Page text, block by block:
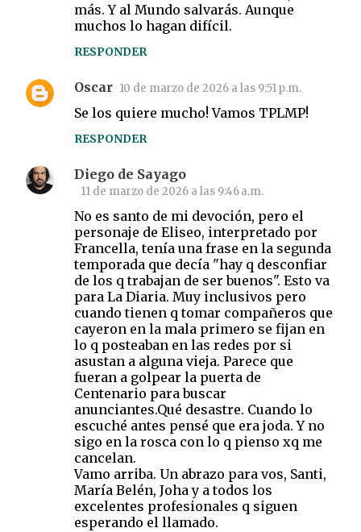
más. Y al Mundo salvarás. Aunque
muchos lo hagan difícil.
RESPONDER
Oscar 10 de marzo de 2026 a las 9:51 p.m.
Se los quiere mucho! Vamos TPLMP!
RESPONDER
Diego de Sayago
11 de marzo de 2026 a las 9:46 a.m.
No es santo de mi devoción, pero el
personaje de Eliseo, interpretado por
Francella, tenía una frase en la segunda
temporada que decía "hay q desconfiar
de los q trabajan de ser buenos". Esto va
para La Diaria. Muy inclusivos pero
cuando tienen q tomar compañeros que
cayeron en la mala primero se fijan en
lo q posteaban en las redes por si
asustan a alguna vieja. Parece que
fueran a golpear la puerta de
Centenario para buscar
anunciantes.Qué desastre. Cuando lo
escuché antes pensé que era joda. Y no
sigo en la rosca con lo q pienso xq me
cancelan.
Vamo arriba. Un abrazo para vos, Santi,
María Belén, Joha y a todos los
excelentes profesionales q siguen
esperando el llamado.